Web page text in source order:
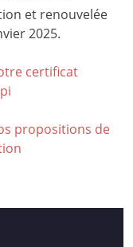
et renouvelée
2025.
certificat
i
propositions de